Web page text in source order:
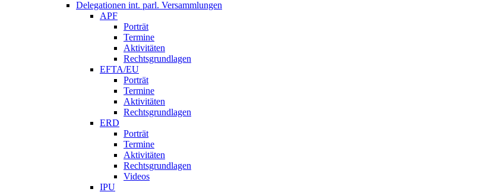
Delegationen int. parl. Versammlungen
APF
Porträt
Termine
Aktivitäten
Rechtsgrundlagen
EFTA/EU
Porträt
Termine
Aktivitäten
Rechtsgrundlagen
ERD
Porträt
Termine
Aktivitäten
Rechtsgrundlagen
Videos
IPU